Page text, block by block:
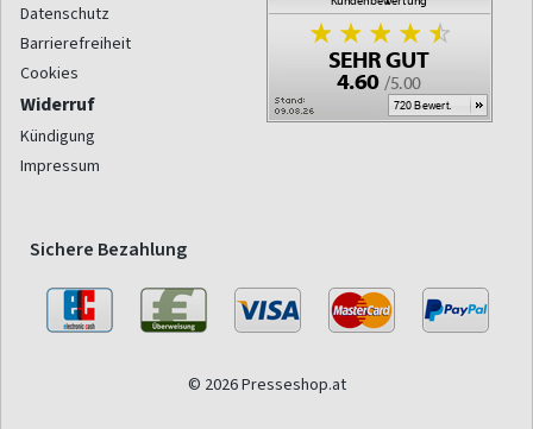
Datenschutz
Barrierefreiheit
Cookies
Widerruf
Kündigung
Impressum
Sichere Bezahlung
© 2026 Presseshop.at